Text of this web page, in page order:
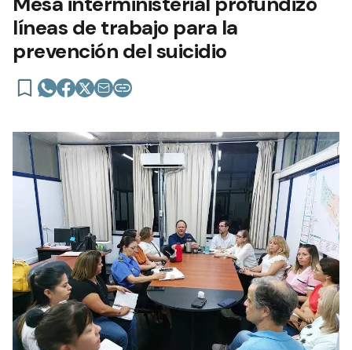
líneas de trabajo para la
prevención del suicidio